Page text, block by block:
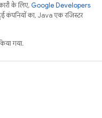
के लिए, Google Developers
का, Java एक रजिस्टर
गया.